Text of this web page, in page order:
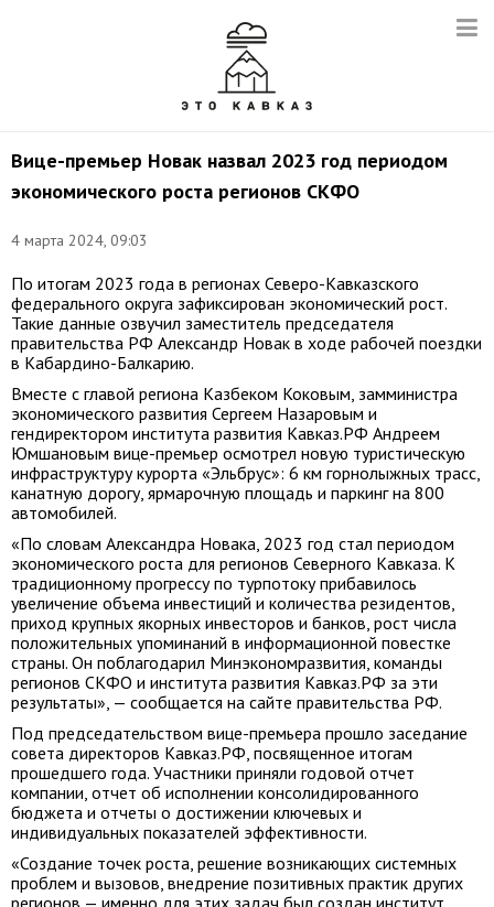
Вице-премьер Новак назвал 2023 год периодом
экономического роста регионов СКФО
4 марта 2024, 09:03
По итогам 2023 года в регионах Северо-Кавказского
федерального округа зафиксирован экономический рост.
Такие данные озвучил заместитель председателя
правительства РФ Александр Новак в ходе рабочей поездки
в Кабардино-Балкарию.
Вместе с главой региона Казбеком Коковым, замминистра
экономического развития Сергеем Назаровым и
гендиректором института развития Кавказ.РФ Андреем
Юмшановым вице-премьер осмотрел новую туристическую
инфраструктуру курорта «Эльбрус»: 6 км горнолыжных трасс,
канатную дорогу, ярмарочную площадь и паркинг на 800
автомобилей.
«По словам Александра Новака, 2023 год стал периодом
экономического роста для регионов Северного Кавказа. К
традиционному прогрессу по турпотоку прибавилось
увеличение объема инвестиций и количества резидентов,
приход крупных якорных инвесторов и банков, рост числа
положительных упоминаний в информационной повестке
страны. Он поблагодарил Минэкономразвития, команды
регионов СКФО и института развития Кавказ.РФ за эти
результаты», — сообщается на сайте правительства РФ.
Под председательством вице-премьера прошло заседание
совета директоров Кавказ.РФ, посвященное итогам
прошедшего года. Участники приняли годовой отчет
компании, отчет об исполнении консолидированного
бюджета и отчеты о достижении ключевых и
индивидуальных показателей эффективности.
«Создание точек роста, решение возникающих системных
проблем и вызовов, внедрение позитивных практик других